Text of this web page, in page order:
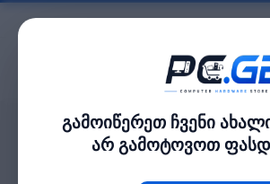
გამოიწერეთ ჩვენი
არ გამოტოვოთ
მთავარი›ლეპტოპი და ნოუთბუქი›ROG Strix